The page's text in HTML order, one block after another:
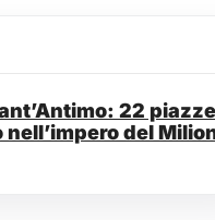
22 piazze
del